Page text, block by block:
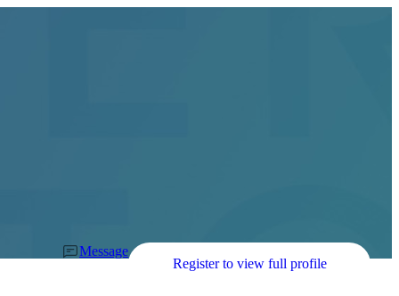
Message
Register to view full profile